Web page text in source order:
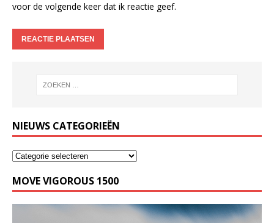
voor de volgende keer dat ik reactie geef.
NIEUWS CATEGORIEËN
MOVE VIGOROUS 1500